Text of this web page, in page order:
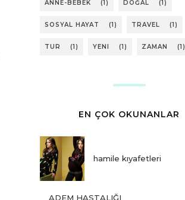
ANNE-BEBEK (1) DOĞAL (1)
SOSYAL HAYAT (1) TRAVEL (1)
TUR (1) YENI (1) ZAMAN (1)
EN ÇOK OKUNANLAR
hamile kıyafetleri
ADEM HASTALIĞI